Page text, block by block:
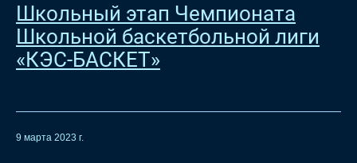
Школьный этап Чемпионата
Школьной баскетбольной лиги
«КЭС-БАСКЕТ»
9 марта 2023 г.